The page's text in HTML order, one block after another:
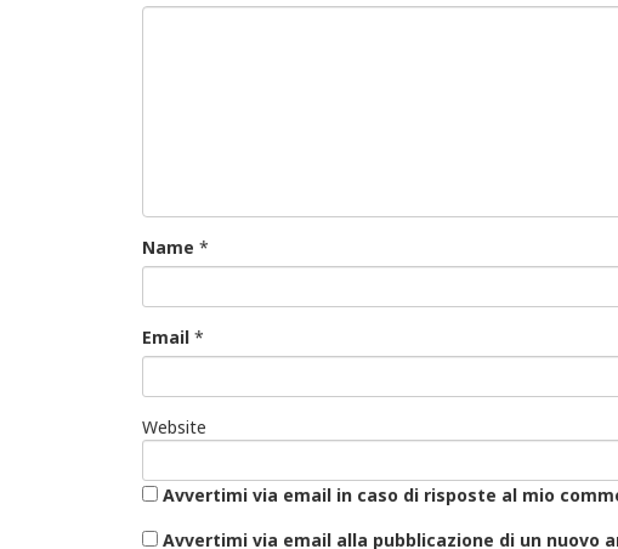
Name *
Email *
Website
Avvertimi via email in caso di risposte al mio
Avvertimi via email alla pubblicazione di un nuovo